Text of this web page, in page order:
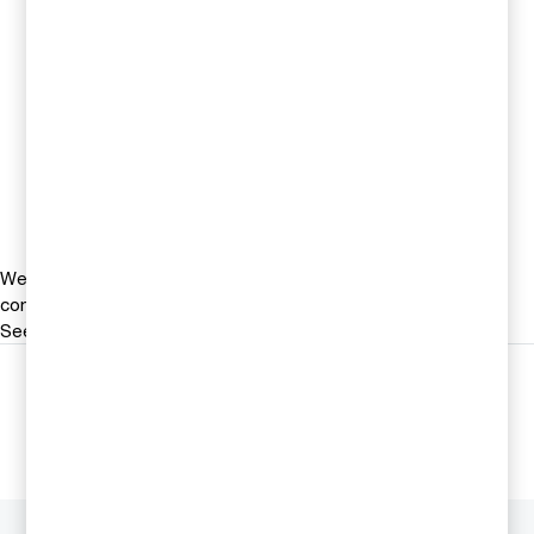
We help you meet tomorrow’s tech demands
compete at a speed that rewrites the rules
See how